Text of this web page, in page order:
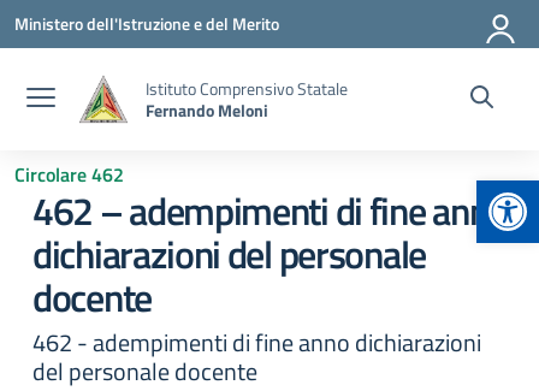
Vai ai contenuti
Vai al menu di navigazione
Vai al footer
Ministero dell'Istruzione e del Merito
Istituto Comprensivo Statale
Fernando Meloni
Circolare 462
462 – adempimenti di fine anno
dichiarazioni del personale
docente
462 - adempimenti di fine anno dichiarazioni
del personale docente